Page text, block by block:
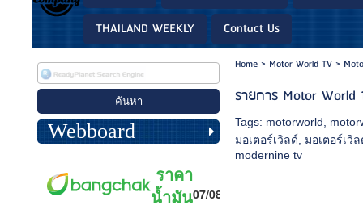
THAILAND WEEKLY
Contact Us
Webboard
Home> Motor World TV>
รายการ Motor World
Tags: motorworld
มอเตอร์เวิลด์ ,มอเตอร์เวิ
modernine tv